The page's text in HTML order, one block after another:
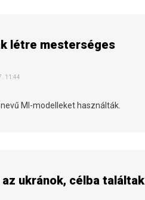
létre mesterséges
11:44
MI-modelleket használták.
ukránok, célba találtak